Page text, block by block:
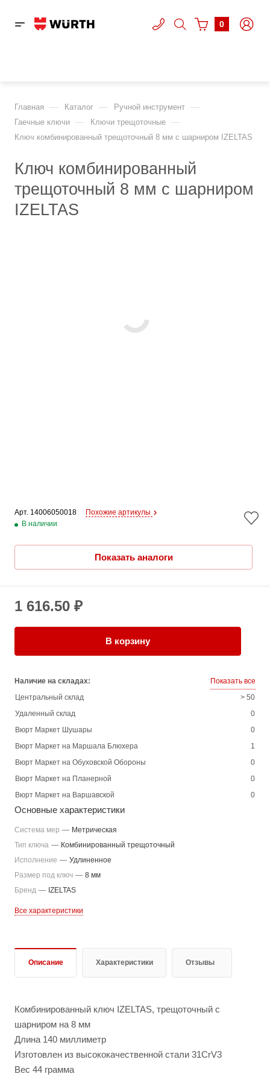
0
Главная — Каталог — Ручной инструмент —
Гаечные ключи — Ключи трещоточные —
Ключ комбинированный трещоточный 8 мм с шарниром IZELTAS
Ключ комбинированный
трещоточный 8 мм с шарниром
IZELTAS
Арт. 14006050018
Похожие артикулы
В наличии
Показать аналоги
1 616.50 ₽
В корзину
Наличие на складах:
Показать все
Центральный склад
> 50
Удаленный склад
0
Вюрт Маркет Шушары
0
Вюрт Маркет на Маршала Блюхера
1
Вюрт Маркет на Обуховской Обороны
0
Вюрт Маркет на Планерной
0
Вюрт Маркет на Варшавской
0
Основные характеристики
Система мер — Метрическая
Тип ключа — Комбинированный трещоточный
Исполнение — Удлиненное
Размер под ключ — 8 мм
Бренд — IZELTAS
Все характеристики
Описание Характеристики Отзывы
Комбинированный ключ IZELTAS, трещоточный с
шарниром на 8 мм
Длина 140 миллиметр
Изготовлен из высококачественной стали 31CrV3
Вес 44 грамма